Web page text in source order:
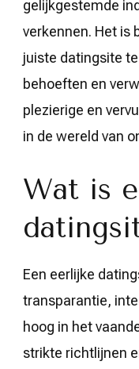
gelijkgestemde
verkennen. Het is
juiste datingsite
behoeften en
plezierige en
in de wereld van
Wat is
Een eerlijke
transparantie,
hoog in het
strikte richtlijnen